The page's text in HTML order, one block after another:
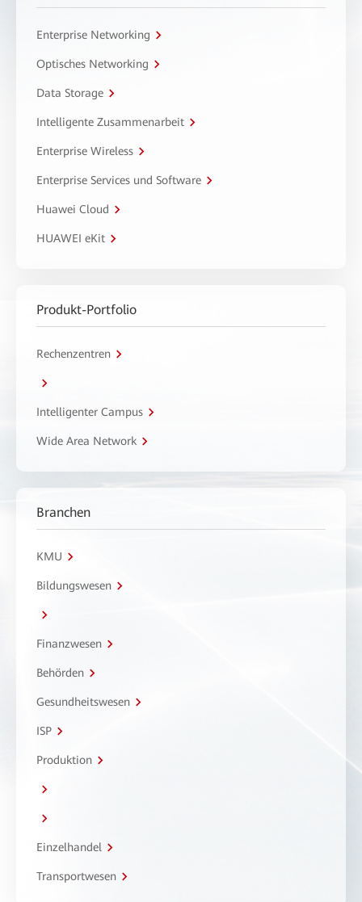
Enterprise Networking
Optisches Networking
Data Storage
Intelligente Zusammenarbeit
Enterprise Wireless
Enterprise Services und Software
Huawei Cloud
HUAWEI eKit
Produkt-Portfolio
Rechenzentren
Intelligenter Campus
Wide Area Network
Branchen
KMU
Bildungswesen
Finanzwesen
Behörden
Gesundheitswesen
ISP
Produktion
Einzelhandel
Transportwesen